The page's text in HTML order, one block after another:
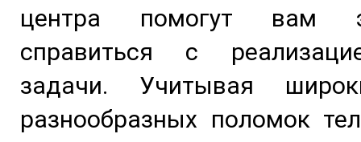
центра помогут вам
справиться с
задачи. Учитывая
разнообразных поломок